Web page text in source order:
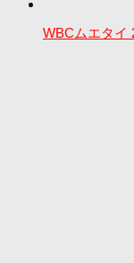
WBCムエタイ